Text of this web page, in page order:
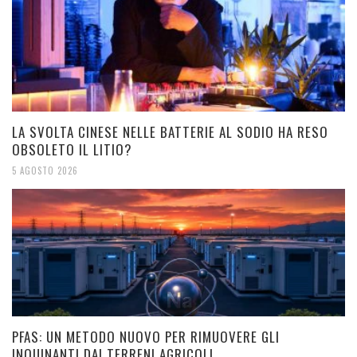
LA SVOLTA CINESE NELLE BATTERIE AL SODIO HA RESO
OBSOLETO IL LITIO?
5 AGOSTO 2026
PFAS: UN METODO NUOVO PER RIMUOVERE GLI